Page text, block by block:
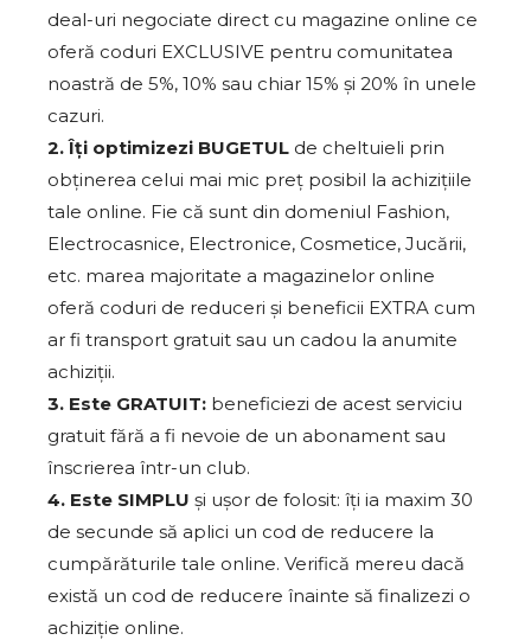
deal-uri negociate direct cu magazine online ce
oferă coduri EXCLUSIVE pentru comunitatea
noastră de 5%, 10% sau chiar 15% și 20% în unele
cazuri.
2. Îți optimizezi BUGETUL de cheltuieli prin
obținerea celui mai mic preț posibil la achizițiile
tale online. Fie că sunt din domeniul Fashion,
Electrocasnice, Electronice, Cosmetice, Jucării,
etc. marea majoritate a magazinelor online
oferă coduri de reduceri și beneficii EXTRA cum
ar fi transport gratuit sau un cadou la anumite
achiziții.
3. Este GRATUIT: beneficiezi de acest serviciu
gratuit fără a fi nevoie de un abonament sau
înscrierea într-un club.
4. Este SIMPLU și ușor de folosit: îți ia maxim 30
de secunde să aplici un cod de reducere la
cumpărăturile tale online. Verifică mereu dacă
există un cod de reducere înainte să finalizezi o
achiziție online.